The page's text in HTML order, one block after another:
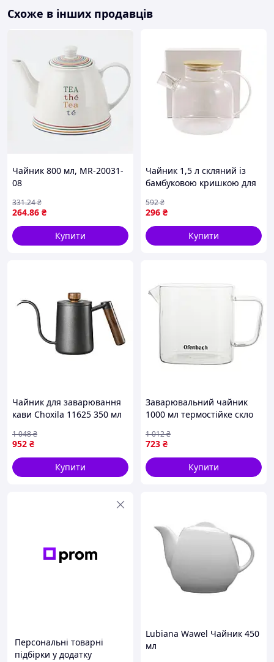
Схоже в інших продавців
Чайник 800 мл, MR-20031-
08
264.86 ₴
331.24₴
Купити
Чайник 1,5 л скляний із
бамбуковою кришкою для
296 ₴
592₴
Купити
Чайник для заварювання
кави Choxila 11625 350 мл
2026
952 ₴
1 048₴
Купити
Заварювальний чайник
1000 мл термостійке скло
Ofenbach FK-10440
723 ₴
1 012₴
Купити
Персональні товарні
підбірки у додатку
Lubiana Wawel Чайник 450
мл